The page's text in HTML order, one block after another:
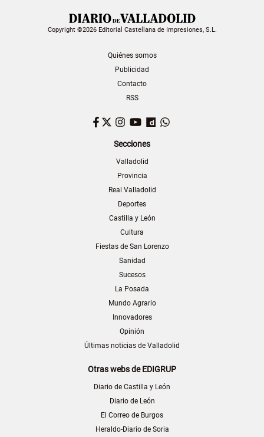
Copyright ©2026 Editorial Castellana de Impresiones, S.L.
Quiénes somos
Publicidad
Contacto
RSS
Facebook
TwitterInstagram
YouTubeDailymotion
Secciones
Valladolid
Provincia
Real Valladolid
Deportes
Castilla y León
Cultura
Fiestas de San Lorenzo
Sanidad
Sucesos
La Posada
Mundo Agrario
Innovadores
Opinión
Últimas noticias de Valladolid
Otras webs de EDIGRUP
Diario de Castilla y León
Diario de León
El Correo de Burgos
Heraldo-Diario de Soria